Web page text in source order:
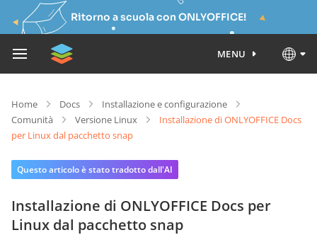
Ritorno a scuola con ONLYOFFICE!
MENU
Home Docs
Installazione e configurazione
Comunità
Versione Linux
Installazione di ONLYOFFICE Docs
per Linux dal pacchetto snap
Questo articolo è stato tradotto dall'AI
Installazione di ONLYOFFICE Docs per
Linux dal pacchetto snap